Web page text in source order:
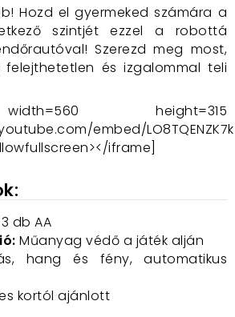
Hozd el gyermeked számára a
szintjét ezzel a robottá
Szerezd meg most,
és izgalommal teli
height=315
embed/LO8TQENZK7k
iframe]
3 db AA
Műanyag védő a játék alján
hang és fény, automatikus
kortól ajánlott